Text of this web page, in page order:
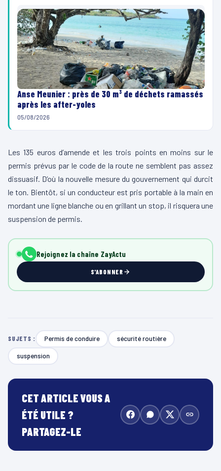
Anse Meunier : près de 30 m³ de déchets ramassés
après les after-yoles
05/08/2026
Les 135 euros d’amende et les trois points en moins sur le
permis prévus par le code de la route ne semblent pas assez
dissuasif. D’où la nouvelle mesure du gouvernement qui durcit
le ton. Bientôt, si un conducteur est pris portable à la main en
mordant une ligne blanche ou en grillant un stop, il risquera une
suspension de permis.
Rejoignez la chaîne ZayActu
S'ABONNER
SUJETS : Permis de conduire sécurité routière
suspension
CET ARTICLE VOUS A
ÉTÉ UTILE ?
PARTAGEZ-LE